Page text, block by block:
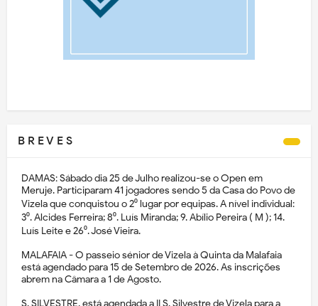
B R E V E S
DAMAS: Sábado dia 25 de Julho realizou-se o Open em
Meruje. Participaram 41 jogadores sendo 5 da Casa do Povo de
Vizela que conquistou o 2⁰ lugar por equipas. A nível individual:
3⁰. Alcides Ferreira; 8⁰. Luís Miranda; 9. Abílio Pereira ( M ); 14.
Luís Leite e 26⁰. José Vieira.
MALAFAIA - O passeio sénior de Vizela à Quinta da Malafaia
está agendado para 15 de Setembro de 2026. As inscrições
abrem na Câmara a 1 de Agosto.